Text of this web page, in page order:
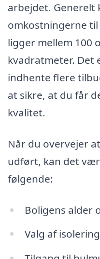
arbejdet. Generelt
omkostningerne
ligger mellem 100
kvadratmeter. Det
indhente flere
at sikre, at du får
kvalitet.
Når du overvejer
udført, kan det
følgende:
Boligens alder
Valg af